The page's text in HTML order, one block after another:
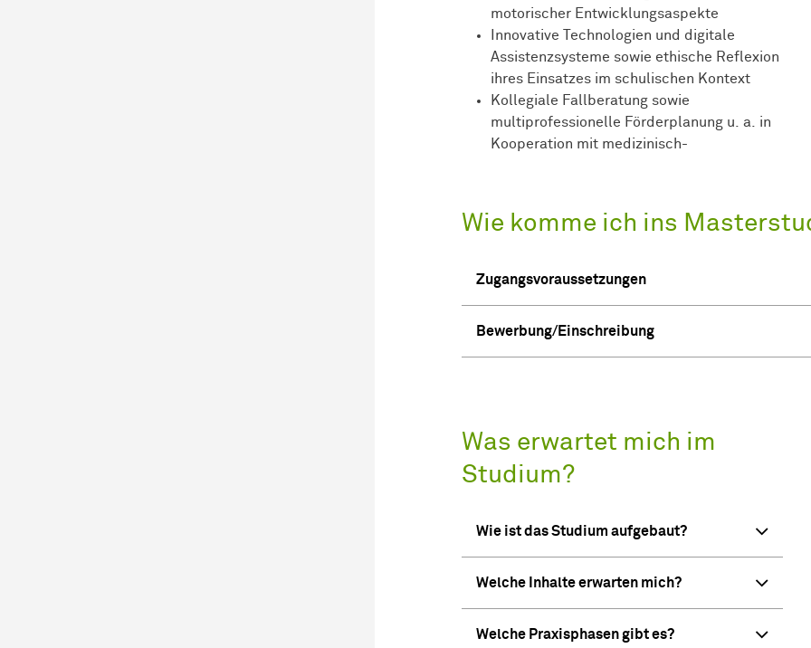
motorischer Entwicklungsaspekte
Innovative Technologien und digitale
Assistenzsysteme sowie ethische Reflexion
ihres Einsatzes im schulischen Kontext
Kollegiale Fallberatung sowie
multiprofessionelle Förderplanung u. a. in
Kooperation mit medizinisch-
Wie komme ich ins
Zugangsvoraussetzungen
Bewerbung/Einschreibung
Was erwartet mich im
Studium?
Wie ist das Studium aufgebaut?
Welche Inhalte erwarten mich?
Welche Praxisphasen gibt es?